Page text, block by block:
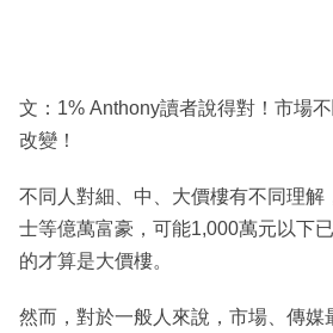
文：1% Anthony讀者說得對！市場
改變！
不同人對細、中、大價樓有不同理解
士等億萬富豪，可能1,000萬元以下
的才算是大價樓。
然而，對於一般人來說，市場、傳媒